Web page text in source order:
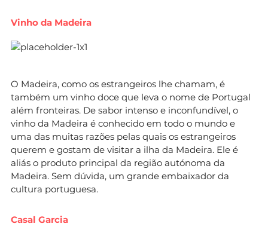
Vinho da Madeira
O Madeira, como os estrangeiros lhe chamam, é
também um vinho doce que leva o nome de Portugal
além fronteiras. De sabor intenso e inconfundível, o
vinho da Madeira é conhecido em todo o mundo e
uma das muitas razões pelas quais os estrangeiros
querem e gostam de visitar a ilha da Madeira. Ele é
aliás o produto principal da região autónoma da
Madeira. Sem dúvida, um grande embaixador da
cultura portuguesa.
Casal Garcia